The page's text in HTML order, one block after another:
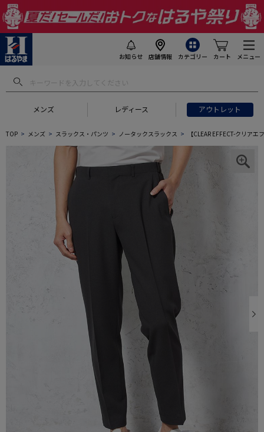
お知らせ 店舗情報 カテゴリー カート メニュー
メンズ レディース アウトレット
TOP メンズ スラックス・パンツ ノータックスラックス 【CLEAR EFFECT-クリア